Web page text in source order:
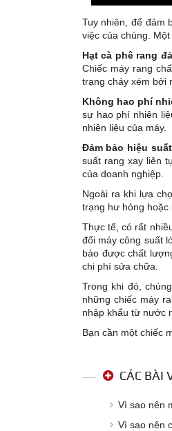
Tuy nhiên, để đảm
việc của chúng.
Hạt cà phê rang
Chiếc máy rang
trạng cháy xém bởi
Không hao phí
sự hao phí nhiên
nhiên liệu của máy.
Đảm bảo hiệu
suất rang xay liên
của doanh nghiệp.
Ngoài ra khi lựa
trạng hư hỏng hoặc
Thực tế, có rất
đổi máy công suất
bảo được chất
chi phí sửa chữa.
Trong khi đó,
những chiếc máy
nhập khẩu từ nước
Bạn cần một chiếc
CÁC BÀI
Vì sao nên
Vì sao nên